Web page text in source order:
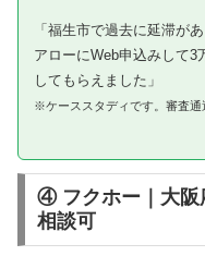
「福生市で過去に延滞が
アローにWeb申込みして3
してもらえました」
※ケーススタディです。審査通
④ フクホー｜大阪
相談可